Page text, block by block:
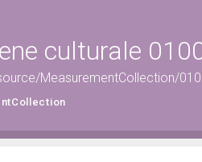
culturale
MeasurementCollection/